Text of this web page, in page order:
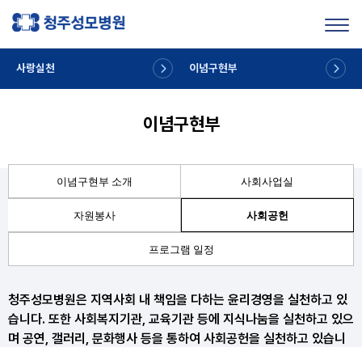
사랑실천 이념구현부
이념구현부
이념구현부 소개 사회사업실
자원봉사 사회공헌
프로그램 일정
청주성모병원은 지역사회 내 책임을 다하는 윤리경영을 실천하고 있
습니다. 또한 사회복지기관, 교육기관 등에 지식나눔을 실천하고 있으
며 공연, 갤러리, 문화행사 등을 통하여 사회공헌을 실천하고 있습니